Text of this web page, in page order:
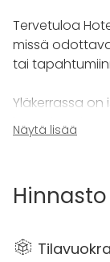
Tervetuloa
missä
tai
Yläkerrassa
kesäisin voitte
ilmasta 30
palvelua, joten
asettelussa ja
siis keskittyä
Näytä lisää
Hinnasto
Tilavuokra